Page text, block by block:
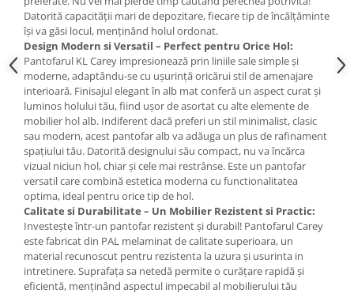
Datorită capacității mari de depozitare, fiecare tip de încălțăminte
își va găsi locul, menținând holul ordonat.
Design Modern si Versatil – Perfect pentru Orice Hol:
Pantofarul KL Carey impresionează prin liniile sale simple și
moderne, adaptându-se cu ușurință oricărui stil de amenajare
interioară. Finisajul elegant în alb mat conferă un aspect curat și
luminos holului tău, fiind ușor de asortat cu alte elemente de
mobilier hol alb. Indiferent dacă preferi un stil minimalist, clasic
sau modern, acest pantofar alb va adăuga un plus de rafinament
spațiului tău. Datorită designului său compact, nu va încărca
vizual niciun hol, chiar și cele mai restrânse. Este un pantofar
versatil care combină estetica moderna cu functionalitatea
optima, ideal pentru orice tip de hol.
Calitate si Durabilitate – Un Mobilier Rezistent si Practic:
Investește într-un pantofar rezistent și durabil! Pantofarul Carey
este fabricat din PAL melaminat de calitate superioara, un
material recunoscut pentru rezistenta la uzura și usurinta in
intretinere. Suprafața sa netedă permite o curățare rapidă și
eficientă, menținând aspectul impecabil al mobilierului tău